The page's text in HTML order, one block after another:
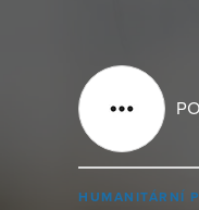
HUMANITÁRNÍ